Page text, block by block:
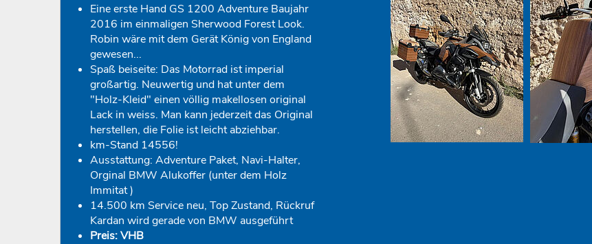
Eine erste Hand GS 1200 Adventure Baujahr
2016 im einmaligen Sherwood Forest Look.
Robin wäre mit dem Gerät König von England
gewesen...
Spaß beiseite: Das Motorrad ist imperial
großartig. Neuwertig und hat unter dem
"Holz-Kleid" einen völlig makellosen original
Lack in weiss. Man kann jederzeit das Original
herstellen, die Folie ist leicht abziehbar.
km-Stand 14556!
Ausstattung: Adventure Paket, Navi-Halter,
Orginal BMW Alukoffer (unter dem Holz
Immitat )
14.500 km Service neu, Top Zustand, Rückruf
Kardan wird gerade von BMW ausgeführt
Preis: VHB